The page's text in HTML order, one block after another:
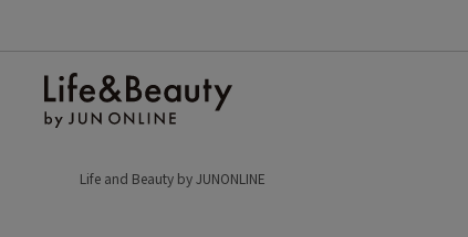
Life and Beauty by JUNONLINE